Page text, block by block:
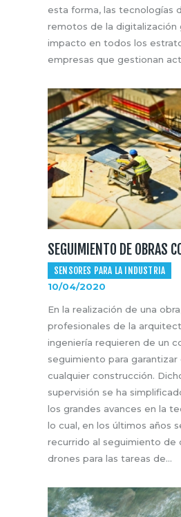
esta forma, las tecnologías
remotos de la digitalización
impacto en todos los
empresas que gestionan
SEGUIMIENTO DE OBRAS
SENSORES PARA LA INDUSTRIA
10/04/2020
En la realización de una
profesionales de la
ingeniería requieren de un
seguimiento para
cualquier construcción.
supervisión se ha
los grandes avances en la
lo cual, en los últimos años
recurrido al seguimiento de
drones para las tareas de…